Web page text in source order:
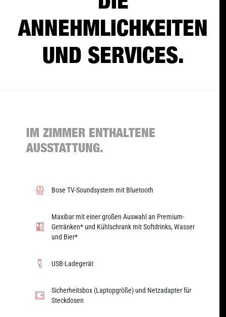
ANNEHMLICHKEITEN
UND SERVICES.
IM ZIMMER ENTHALTENE
AUSSTATTUNG.
Bose TV-Soundsystem mit Bluetooth
Maxibar mit einer großen Auswahl an Premium-
Getränken* und Kühlschrank mit Softdrinks, Wasser
und Bier*
USB-Ladegerät
Sicherheitsbox (Laptopgröße) und Netzadapter für
Steckdosen